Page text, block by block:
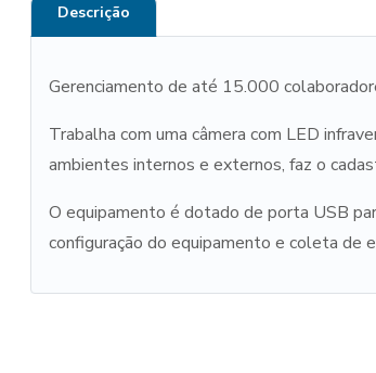
Descrição
Gerenciamento de até 15.000
Trabalha com uma câmera com LED
ambientes internos e externos, faz o
O equipamento é dotado de porta USB
configuração do equipamento e coleta de